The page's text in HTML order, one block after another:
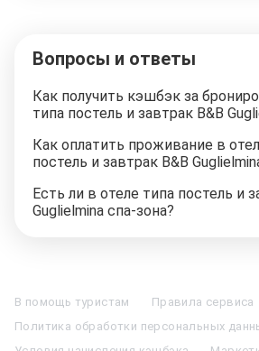
Вопросы и ответы
Как получить кэшбэк за
типа постель и завтрак B&B
Как оплатить проживание в
постель и завтрак B&B
Есть ли в отеле типа постель и
Guglielmina спа-зона?
Отели в КазаниОтели в Нижнем Новгороде
Отель ПрезидентОтель Рэдиссон в Сочи
Отель Гринвуд Отели в АдлереОтель Soluxe
В помощь туристам
Правила сервиса
Политика обработки персональных